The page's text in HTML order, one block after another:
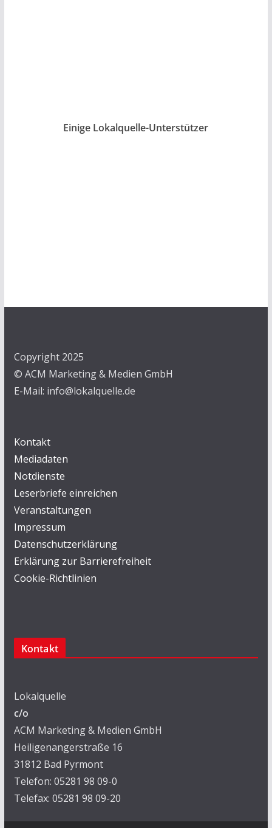
Einige Lokalquelle-Unterstützer
Copyright 2025
© ACM Marketing & Medien GmbH
E-Mail: info@lokalquelle.de
Kontakt
Mediadaten
Notdienste
Leserbriefe einreichen
Veranstaltungen
Impressum
Datenschutzerklärung
Erklärung zur Barrierefreiheit
Cookie-Richtlinien
Kontakt
Lokalquelle
c/o
ACM Marketing & Medien GmbH
Heiligenangerstraße 16
31812 Bad Pyrmont
Telefon: 05281 98 09-0
Telefax: 05281 98 09-20